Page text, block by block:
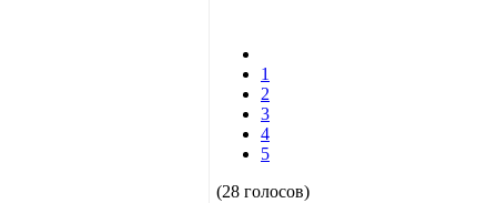
1
2
3
4
5
(28 голосов)